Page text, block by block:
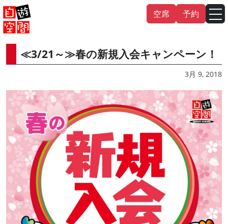
Skip
to
content
空席 予約
≪3/21～≫春の新規入会キャンペーン！
3月 9, 2018
English 中文（繁體） 中文（简体）
한국어